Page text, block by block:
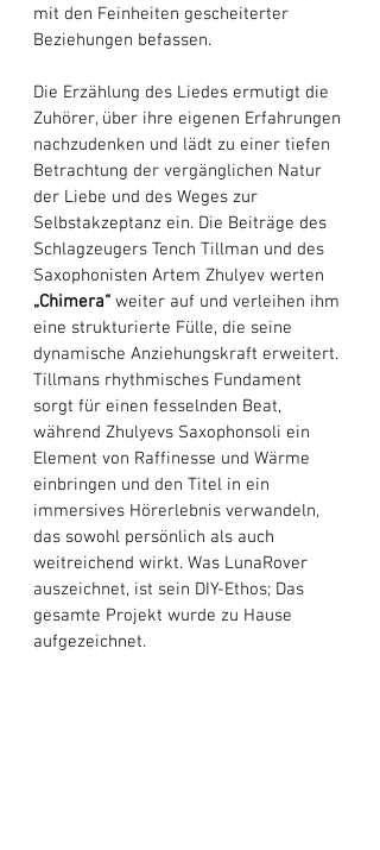
mit den Feinheiten gescheiterter
Beziehungen befassen.
Die Erzählung des Liedes ermutigt die
Zuhörer, über ihre eigenen Erfahrungen
nachzudenken und lädt zu einer tiefen
Betrachtung der vergänglichen Natur
der Liebe und des Weges zur
Selbstakzeptanz ein. Die Beiträge des
Schlagzeugers Tench Tillman und des
Saxophonisten Artem Zhulyev werten
„Chimera“ weiter auf und verleihen ihm
eine strukturierte Fülle, die seine
dynamische Anziehungskraft erweitert.
Tillmans rhythmisches Fundament
sorgt für einen fesselnden Beat,
während Zhulyevs Saxophonsoli ein
Element von Raffinesse und Wärme
einbringen und den Titel in ein
immersives Hörerlebnis verwandeln,
das sowohl persönlich als auch
weitreichend wirkt. Was LunaRover
auszeichnet, ist sein DIY-Ethos; Das
gesamte Projekt wurde zu Hause
aufgezeichnet.